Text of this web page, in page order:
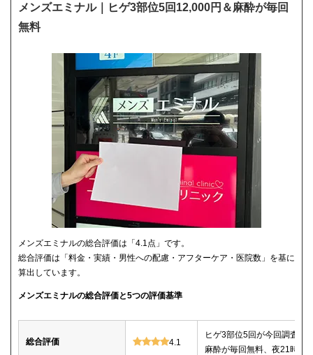
メンズエミナル｜ヒゲ3部位5回12,000円＆麻酔が毎回
無料
メンズエミナルの総合評価は「4.1点」です。
総合評価は「料金・実績・男性への配慮・アフターケア・医院数」を基に
算出しています。
メンズエミナルの総合評価と5つの評価基準
総合評価 4.1
ヒゲ3部位5回が今回調査し
麻酔が毎回無料、夜21時ま